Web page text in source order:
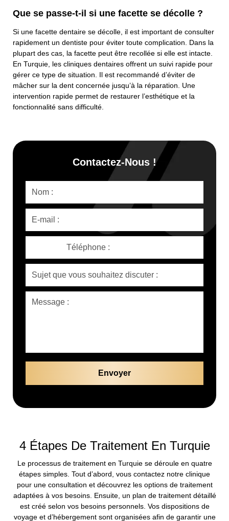
Que se passe-t-il si une facette se décolle ?
Si une facette dentaire se décolle, il est important de consulter
rapidement un dentiste pour éviter toute complication. Dans la
plupart des cas, la facette peut être recollée si elle est intacte.
En Turquie, les cliniques dentaires offrent un suivi rapide pour
gérer ce type de situation. Il est recommandé d’éviter de
mâcher sur la dent concernée jusqu’à la réparation. Une
intervention rapide permet de restaurer l’esthétique et la
fonctionnalité sans difficulté.
Contactez-Nous !
4 Étapes De Traitement En Turquie
Le processus de traitement en Turquie se déroule en quatre
étapes simples. Tout d’abord, vous contactez notre clinique
pour une consultation et découvrez les options de traitement
adaptées à vos besoins. Ensuite, un plan de traitement détaillé
est créé selon vos besoins personnels. Vos dispositions de
voyage et d’hébergement sont organisées afin de garantir une